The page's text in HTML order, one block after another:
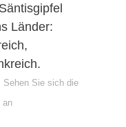
Länder:
Sehen Sie sich die
an